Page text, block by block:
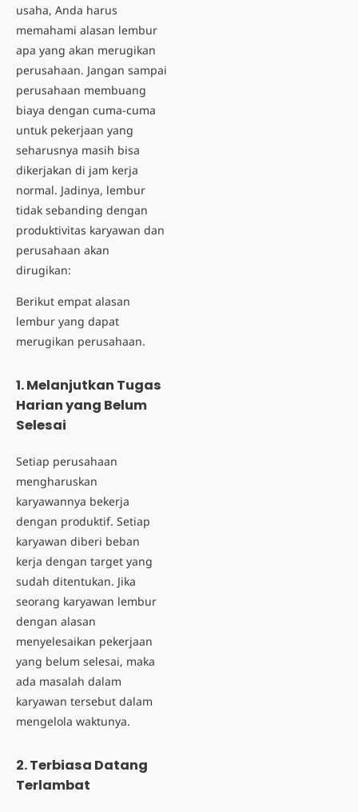
usaha, Anda harus
memahami alasan lembur
apa yang akan merugikan
perusahaan. Jangan sampai
perusahaan membuang
biaya dengan cuma-cuma
untuk pekerjaan yang
seharusnya masih bisa
dikerjakan di jam kerja
normal. Jadinya, lembur
tidak sebanding dengan
produktivitas karyawan dan
perusahaan akan
dirugikan:
Berikut empat alasan
lembur yang dapat
merugikan perusahaan.
1. Melanjutkan Tugas
Harian yang Belum
Selesai
Setiap perusahaan
mengharuskan
karyawannya bekerja
dengan produktif. Setiap
karyawan diberi beban
kerja dengan target yang
sudah ditentukan. Jika
seorang karyawan lembur
dengan alasan
menyelesaikan pekerjaan
yang belum selesai, maka
ada masalah dalam
karyawan tersebut dalam
mengelola waktunya.
2. Terbiasa Datang
Terlambat